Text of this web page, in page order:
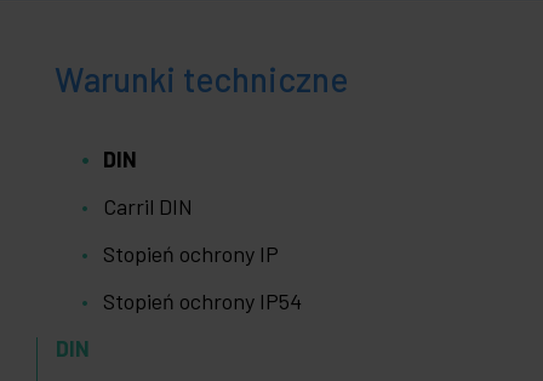
Warunki techniczne
DIN
Carril DIN
Stopień ochrony IP
Stopień ochrony IP54
DIN